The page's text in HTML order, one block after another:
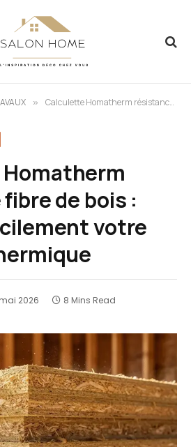
» Calculette Homatherm résistance fibre de bois : calculez facilement votre isolation thermique
de bois :
votre
2026 8 Mins Read